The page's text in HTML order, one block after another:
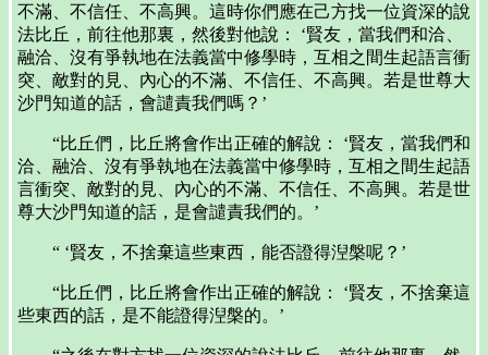
不滿、不信任、不高興。這時你們應在己方找一位資深的說
法比丘，前往他那裏，然後對他說： ‘賢友，當我們和洽、
融洽、沒有爭執地在法義當中修學時，互相之間生起語言衝
突、敵對的見、內心的不滿、不信任、不高興。若是世尊大
沙門知道的話，會譴責我們嗎？’
“比丘們，比丘將會作出正確的解說： ‘賢友，當我們和
洽、融洽、沒有爭執地在法義當中修學時，互相之間生起語
言衝突、敵對的見、內心的不滿、不信任、不高興。若是世
尊大沙門知道的話，是會譴責我們的。’
“ ‘賢友，不捨棄這些東西，能否證得湼槃呢？’
“比丘們，比丘將會作出正確的解說： ‘賢友，不捨棄這
些東西的話，是不能證得湼槃的。’